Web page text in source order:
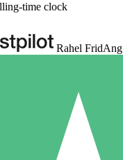
time clock
Rahel FridAng